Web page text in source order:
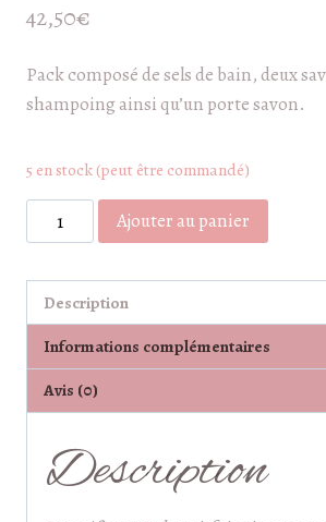
42,50€
Pack composé de sels de bain, deux
shampoing ainsi qu’un porte savon.
5 en stock (peut être commandé)
quantité
de
cadeau
de
Noël
Ajouter au panier
Description
Informations complémentaires
Avis (0)
Description